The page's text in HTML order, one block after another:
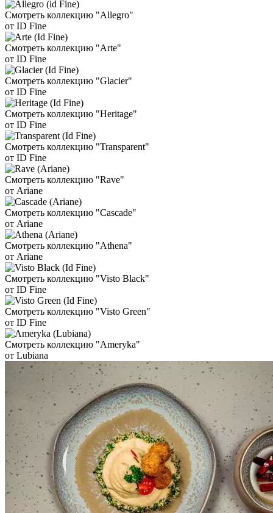
Смотреть коллекцию "Allegro"
от ID Fine
Смотреть коллекцию "Arte"
от ID Fine
Смотреть коллекцию "Glacier"
от ID Fine
Смотреть коллекцию "Heritage"
от ID Fine
Смотреть коллекцию "Transparent"
от ID Fine
Смотреть коллекцию "Rave"
от Ariane
Смотреть коллекцию "Cascade"
от Ariane
Смотреть коллекцию "Athena"
от Ariane
Смотреть коллекцию "Visto Black"
от ID Fine
Смотреть коллекцию "Visto Green"
от ID Fine
Смотреть коллекцию "Ameryka"
от Lubiana